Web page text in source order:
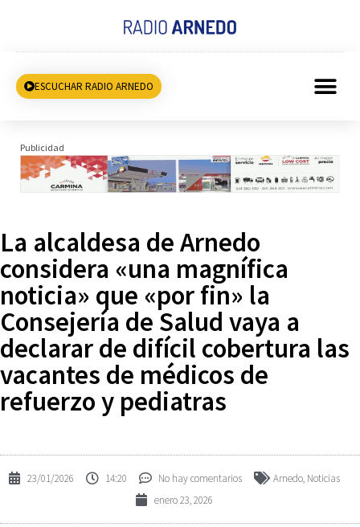
ESCUCHAR RADIO ARNEDO
Publicidad
La alcaldesa de Arnedo
considera «una magnífica
noticia» que «por fin» la
Consejería de Salud vaya a
declarar de difícil cobertura las
vacantes de médicos de
refuerzo y pediatras
23/01/2026 14:20 No hay comentarios Arnedo, Noticias
enero 23, 2026